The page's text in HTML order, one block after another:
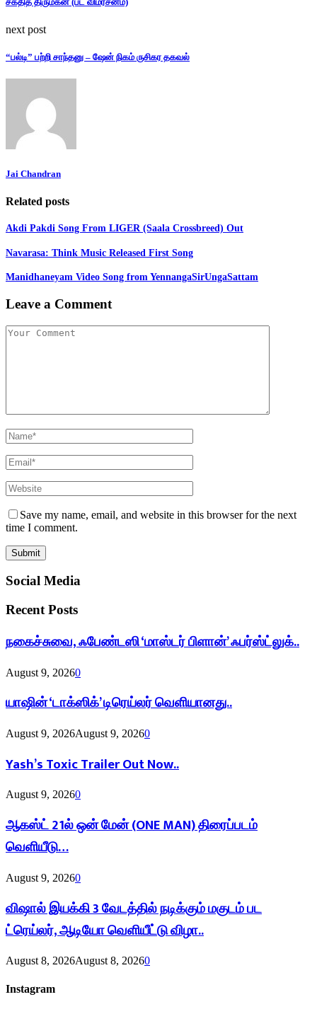
next post
“பல்டி” பற்றி சாந்தனு – ஷேன் நிகம் ருசிகர தகவல்
Jai Chandran
Related posts
Akdi Pakdi Song From LIGER (Saala Crossbreed) Out
Navarasa: Think Music Released First Song
Manidhaneyam Video Song from YennangaSirUngaSattam
Leave a Comment
Save my name, email, and website in this browser for the next
time I comment.
Social Media
Recent Posts
நகைச்சுவை, ஃபேண்டஸி ‘மாஸ்டர் பிளான்’ ஃபர்ஸ்ட்லுக்..
August 9, 20260
யாஷின் ‘டாக்ஸிக்’ டிரெய்லர் வெளியானது..
August 9, 2026August 9, 20260
Yash’s Toxic Trailer Out Now..
August 9, 20260
ஆகஸ்ட் 21ல் ஒன் மேன் (ONE MAN) திரைப்படம்
வெளியீடு…
August 9, 20260
விஷால் இயக்கி 3 வேடத்தில் நடிக்கும் மகுடம் பட
ட்ரெய்லர், ஆடியோ வெளியீட்டு விழா..
August 8, 2026August 8, 20260
Instagram